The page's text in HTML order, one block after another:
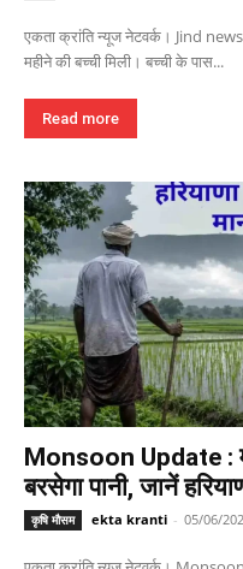
एकता क्रांति न्यूज नेटवर्क। Jind
महीने की बच्ची मिली। बच्ची के पास...
Read more
Monsoon Update :
बरसेगा पानी, जानें
कृषि मौसम ekta kranti - 05/06/